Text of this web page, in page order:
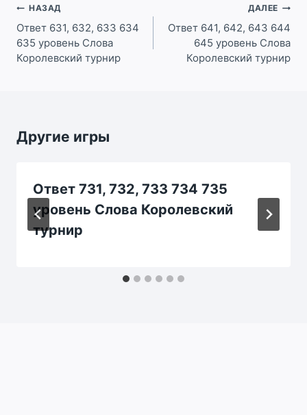
Навигация
по
записям
НАЗАД
Ответ 631, 632, 633 634
635 уровень Слова
Королевский турнир
ДАЛЕЕ
Ответ 641, 642, 643 644
645 уровень Слова
Королевский турнир
Другие игры
Ответ 731, 732, 733 734 735
уровень Слова Королевский
турнир